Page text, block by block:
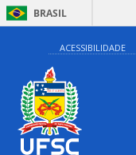
BRASIL
ACESSIBILIDADE